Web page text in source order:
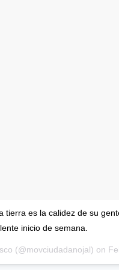
es la calidez de su
inicio de semana.